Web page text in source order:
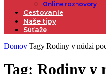
Online rozhovory
Cestovanie
Naše tipy
Súťaže
Domov Tagy Rodiny v núdzi
Tag: Rodiny v